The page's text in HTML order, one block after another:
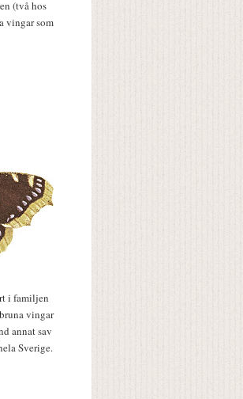
(två hos
vingar som
i familjen
vingar
annat sav
Sverige.